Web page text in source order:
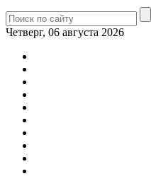
Четверг, 06 августа 2026